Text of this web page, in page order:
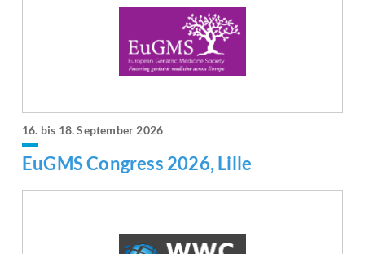
16. bis 18. September 2026
EuGMS Congress 2026, Lille